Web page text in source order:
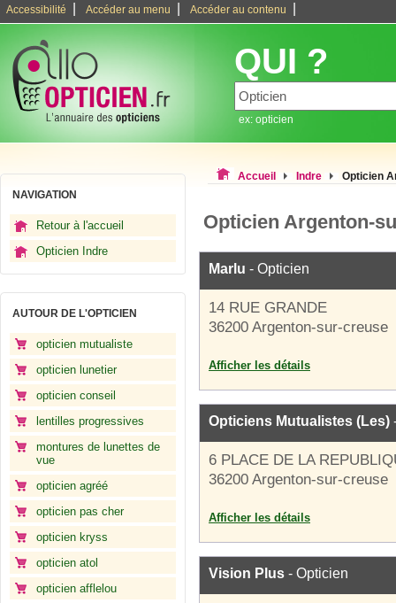
Accessibilité Accéder au menu Accéder au contenu
QUI ?
ex: opticien
NAVIGATION
Retour à l'accueil
Opticien Indre
AUTOUR DE L'OPTICIEN
opticien mutualiste
opticien lunetier
opticien conseil
lentilles progressives
montures de lunettes de
vue
opticien agréé
opticien pas cher
opticien kryss
opticien atol
opticien afflelou
Accueil Indre Opticien
Opticien Argenton-
Marlu - Opticien
14 RUE GRANDE
36200 Argenton-sur-creuse
Afficher les détails
Opticiens Mutualistes (Les)
6 PLACE DE LA
36200 Argenton-sur-creuse
Afficher les détails
Vision Plus - Opticien